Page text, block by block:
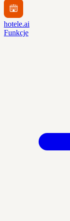
hotele.ai
Funkcje